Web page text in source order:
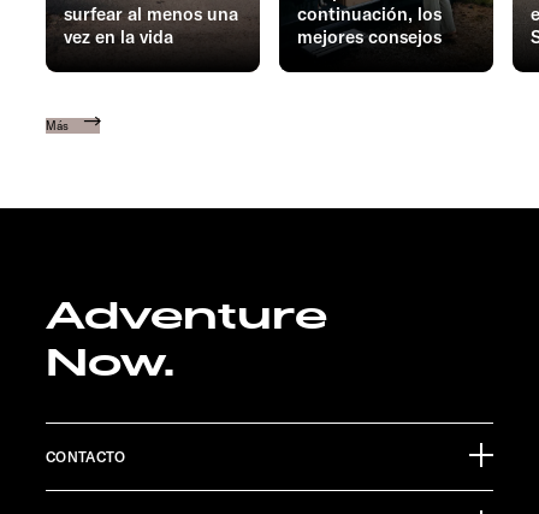
surfear al menos una
vez en la vida
continuación, los
mejores consejos
Más
Adventure
Now.
CONTACTO